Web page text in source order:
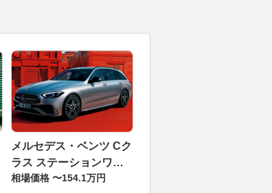
メルセデス・ベンツ Cク
ラス ステーションワゴ
ン
相場価格 〜154.1万円